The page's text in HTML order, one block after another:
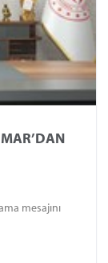
mesajını